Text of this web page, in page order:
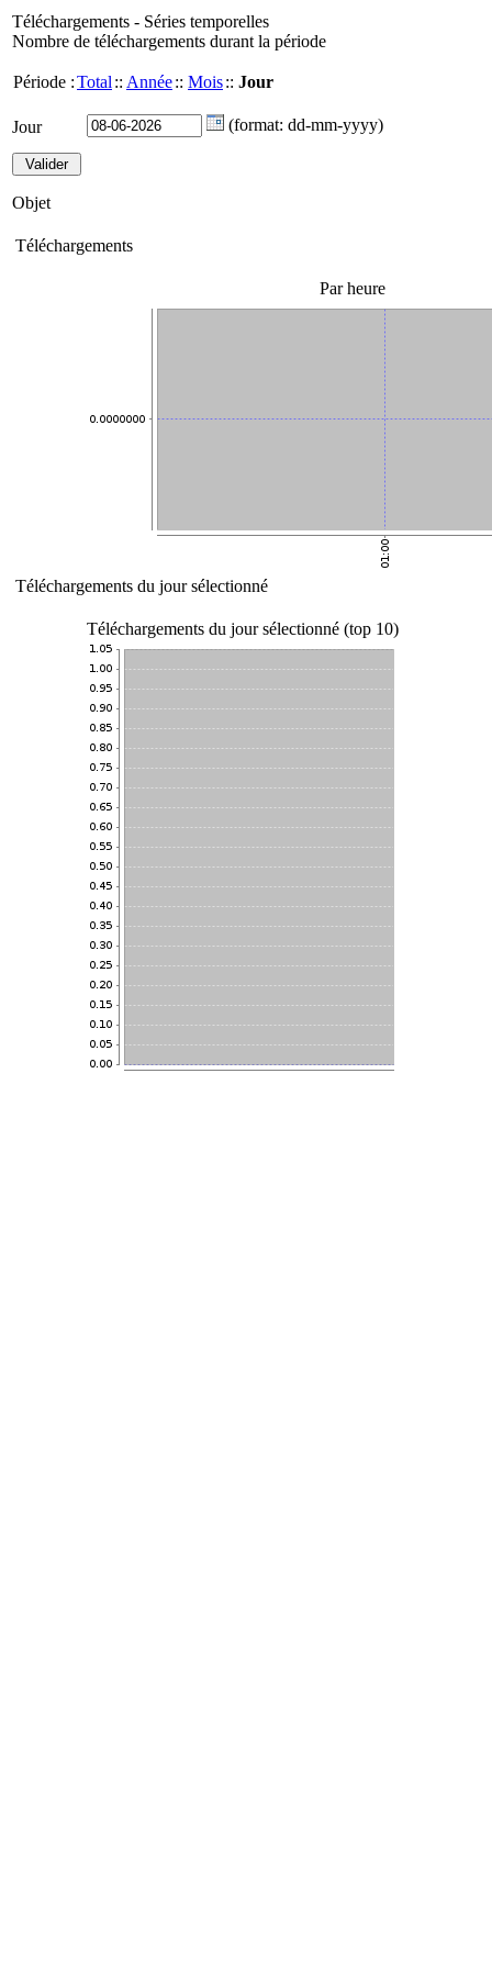
Téléchargements - Séries temporelles
Nombre de téléchargements durant la période
Période :Total :: Année:: Mois:: Jour
Jour (format: dd-mm-yyyy)
Objet
Téléchargements
Par heure
Téléchargements du jour sélectionné
Téléchargements du jour sélectionné (top 10)